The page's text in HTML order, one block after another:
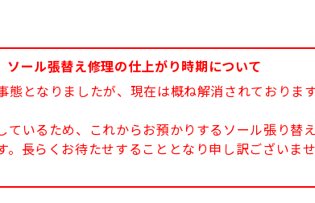
ソール張替え修理の仕上がり時期について
態となりましたが、現在は概ね解消されておりま
ているため、これからお預かりするソール張り替
。長らくお待たせすることとなり申し訳ございま